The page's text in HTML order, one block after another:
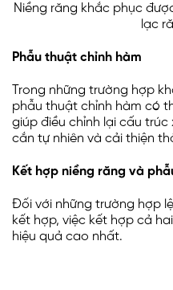
Niềng răng khắc phục
lạc
Phẫu thuật chỉnh hàm
Trong những trường hợp
phẫu thuật chỉnh hàm có
giúp điều chỉnh lại cấu
cắn tự nhiên và cải thiện
Kết hợp niềng răng và
Đối với những trường hợp
kết hợp, việc kết hợp cả
hiệu quả cao nhất.